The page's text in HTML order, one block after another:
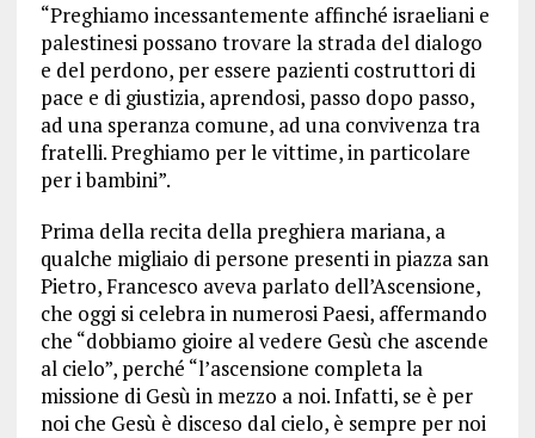
“Preghiamo incessantemente affinché israeliani e
palestinesi possano trovare la strada del dialogo
e del perdono, per essere pazienti costruttori di
pace e di giustizia, aprendosi, passo dopo passo,
ad una speranza comune, ad una convivenza tra
fratelli. Preghiamo per le vittime, in particolare
per i bambini”.
Prima della recita della preghiera mariana, a
qualche migliaio di persone presenti in piazza san
Pietro, Francesco aveva parlato dell’Ascensione,
che oggi si celebra in numerosi Paesi, affermando
che “dobbiamo gioire al vedere Gesù che ascende
al cielo”, perché “l’ascensione completa la
missione di Gesù in mezzo a noi. Infatti, se è per
noi che Gesù è disceso dal cielo, è sempre per noi